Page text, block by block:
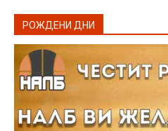
РОЖДЕНИ ДНИ